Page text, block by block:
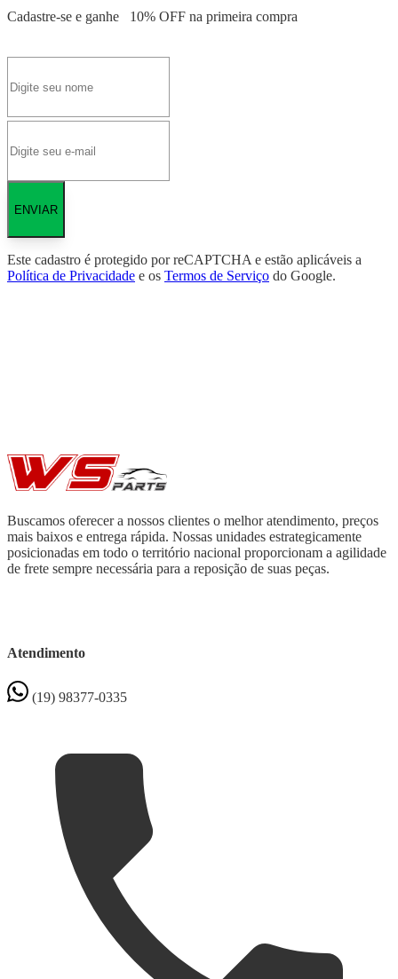
Cadastre-se e ganhe 10% OFF na primeira compra
ENVIAR
Este cadastro é protegido por reCAPTCHA e estão aplicáveis a
Política de Privacidade e os Termos de Serviço do Google.
Buscamos oferecer a nossos clientes o melhor atendimento, preços
mais baixos e entrega rápida. Nossas unidades estrategicamente
posicionadas em todo o território nacional proporcionam a agilidade
de frete sempre necessária para a reposição de suas peças.
Atendimento
(19) 98377-0335